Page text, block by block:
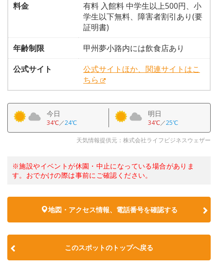
料金
有料 入館料 中学生以上500円、小
学生以下無料、障害者割引あり(要
証明書)
年齢制限
甲州夢小路内には飲食店あり
公式サイト
公式サイトほか、関連サイトはこ
ちら
今日
34℃／24℃
明日
34℃／25℃
天気情報提供元：株式会社ライフビジネスウェザー
※施設やイベントが休園・中止になっている場合がありま
す。おでかけの際は事前にご確認ください。
地図・アクセス情報、電話番号を確認する
このスポットのトップへ戻る